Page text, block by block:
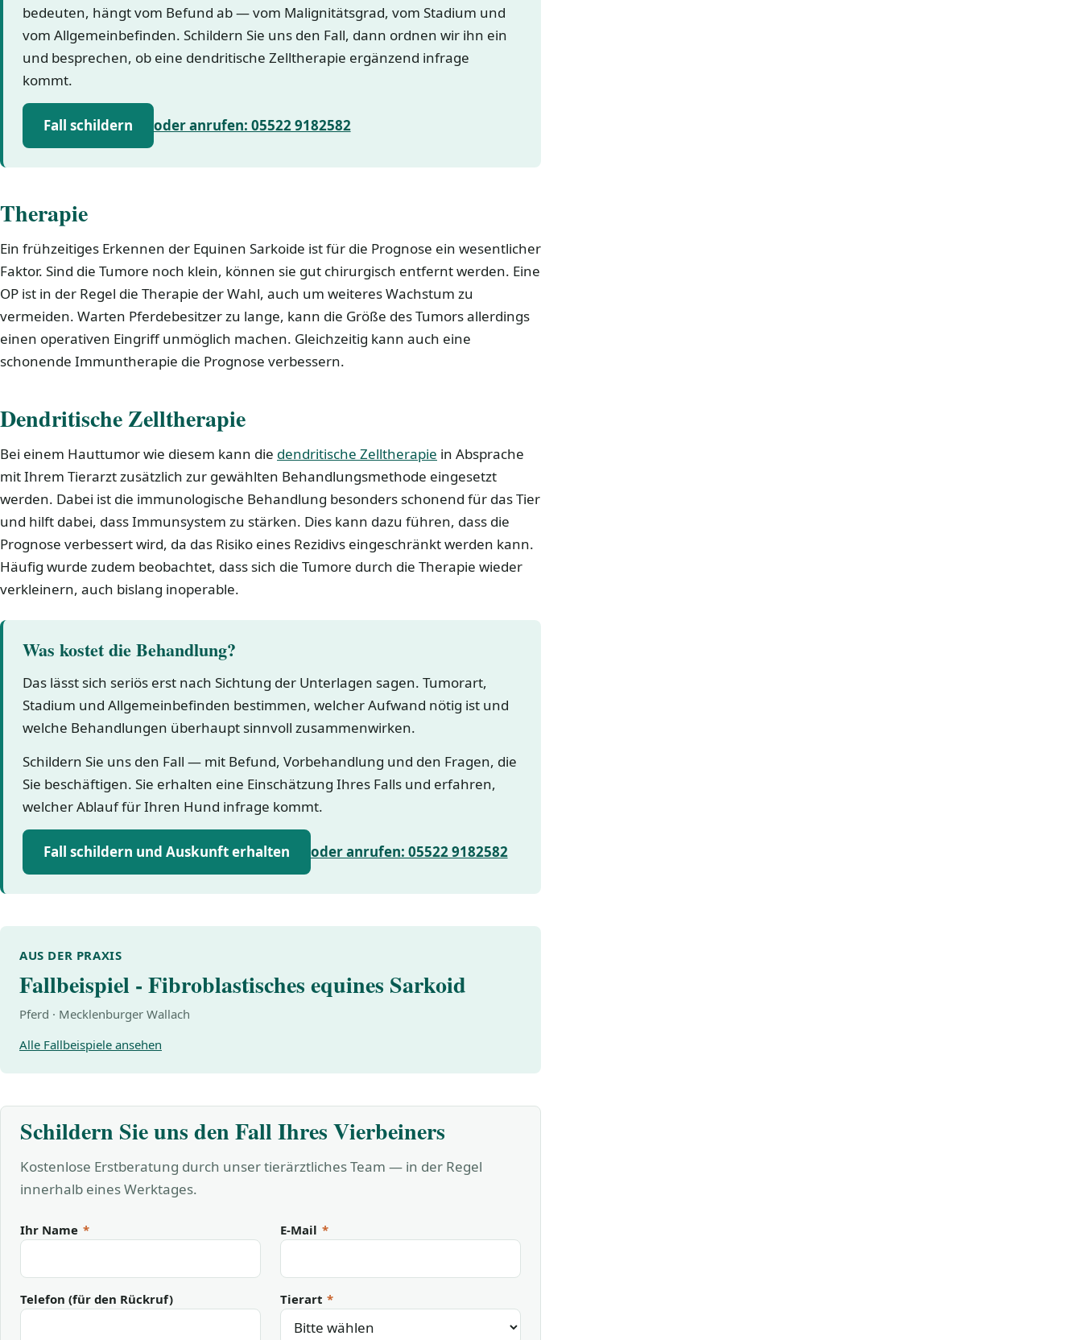
bedeuten, hängt vom Befund ab — vom Malignitätsgrad, vom Stadium und
vom Allgemeinbefinden. Schildern Sie uns den Fall, dann ordnen wir ihn ein
und besprechen, ob eine dendritische Zelltherapie ergänzend infrage
kommt.
Fall schildern oder anrufen: 05522 9182582
Therapie
Ein frühzeitiges Erkennen der Equinen Sarkoide ist für die Prognose ein wesentlicher
Faktor. Sind die Tumore noch klein, können sie gut chirurgisch entfernt werden. Eine
OP ist in der Regel die Therapie der Wahl, auch um weiteres Wachstum zu
vermeiden. Warten Pferdebesitzer zu lange, kann die Größe des Tumors allerdings
einen operativen Eingriff unmöglich machen. Gleichzeitig kann auch eine
schonende Immuntherapie die Prognose verbessern.
Dendritische Zelltherapie
Bei einem Hauttumor wie diesem kann die dendritische Zelltherapie in Absprache
mit Ihrem Tierarzt zusätzlich zur gewählten Behandlungsmethode eingesetzt
werden. Dabei ist die immunologische Behandlung besonders schonend für das Tier
und hilft dabei, dass Immunsystem zu stärken. Dies kann dazu führen, dass die
Prognose verbessert wird, da das Risiko eines Rezidivs eingeschränkt werden kann.
Häufig wurde zudem beobachtet, dass sich die Tumore durch die Therapie wieder
verkleinern, auch bislang inoperable.
Was kostet die Behandlung?
Das lässt sich seriös erst nach Sichtung der Unterlagen sagen. Tumorart,
Stadium und Allgemeinbefinden bestimmen, welcher Aufwand nötig ist und
welche Behandlungen überhaupt sinnvoll zusammenwirken.
Schildern Sie uns den Fall — mit Befund, Vorbehandlung und den Fragen, die
Sie beschäftigen. Sie erhalten eine Einschätzung Ihres Falls und erfahren,
welcher Ablauf für Ihren Hund infrage kommt.
Fall schildern und Auskunft erhalten oder anrufen: 05522 9182582
AUS DER PRAXIS
Fallbeispiel - Fibroblastisches equines Sarkoid
Pferd · Mecklenburger Wallach
Alle Fallbeispiele ansehen
Schildern Sie uns den Fall Ihres Vierbeiners
Kostenlose Erstberatung durch unser tierärztliches Team — in der Regel
innerhalb eines Werktages.
Ihr Name * E-Mail *
Telefon (für den Rückruf) Tierart *